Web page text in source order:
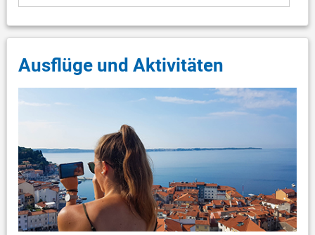
Ausflüge und Aktivitäten